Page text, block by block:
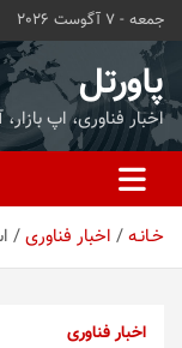
محتوا
بروید
جمعه - 7 آگوست 2026
پاورتل
اخبار فناوری، اپ
خـانـه اخبار فناوری
اخبار فناوری